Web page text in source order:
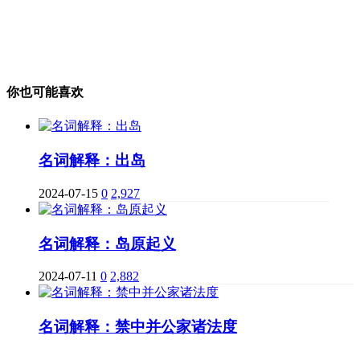
你也可能喜欢
名词解释：出岛
2024-07-15 0 2,927
名词解释：岛原起义
2024-07-11 0 2,882
名词解释：禁中并公家诸法度